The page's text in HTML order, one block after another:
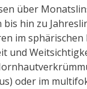
über
hin zu
im sphärischen
und
oder im